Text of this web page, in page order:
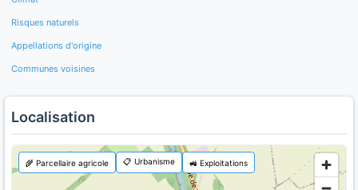
Risques naturels
Appellations d'origine
Communes voisines
Localisation
🌾 Parcellaire agricole 📋 Urbanisme 🚜 Exploitations